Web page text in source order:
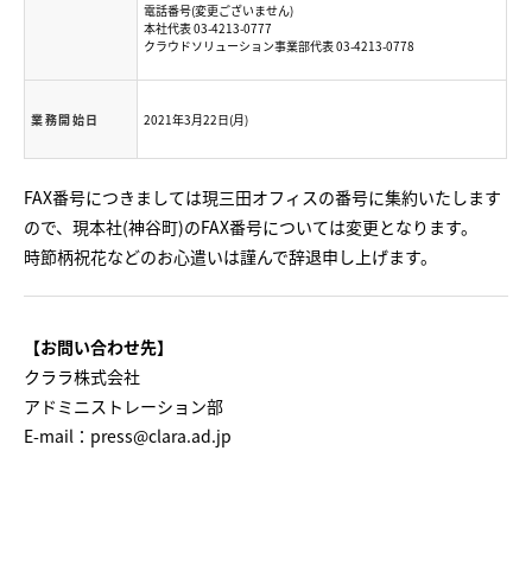
電話番号(変更ございません)
本社代表 03-4213-0777
クラウドソリューション事業部代表 03-4213-0778
業務開始日 2021年3月22日(月)
FAX番号につきましては現三田オフィスの番号に集約いたします
ので、現本社(神谷町)のFAX番号については変更となります。
時節柄祝花などのお心遣いは謹んで辞退申し上げます。
【お問い合わせ先】
クララ株式会社
アドミニストレーション部
E-mail： press@clara.ad.jp